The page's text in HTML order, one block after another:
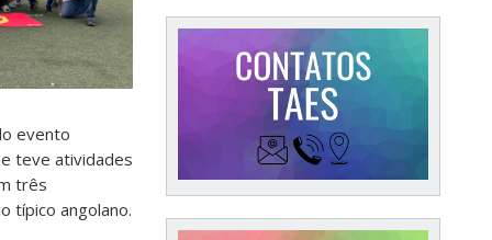
evento
teve atividades
três
típico angolano.